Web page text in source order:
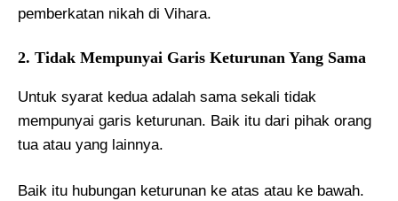
pemberkatan nikah di Vihara.
2. Tidak Mempunyai Garis Keturunan Yang Sama
Untuk syarat kedua adalah sama sekali tidak
mempunyai garis keturunan. Baik itu dari pihak orang
tua atau yang lainnya.
Baik itu hubungan keturunan ke atas atau ke bawah.